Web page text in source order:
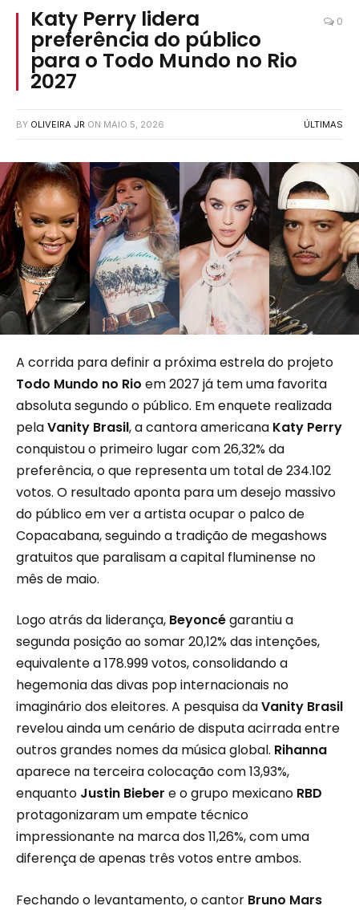
Katy Perry lidera
preferência do público
para o Todo Mundo no Rio
2027
0
BY OLIVEIRA JR ON MAIO 5, 2026 ÚLTIMAS
A corrida para definir a próxima estrela do projeto
Todo Mundo no Rio em 2027 já tem uma favorita
absoluta segundo o público. Em enquete realizada
pelaVanity Brasil, a cantora americana Katy Perry
conquistou o primeiro lugar com 26,32% da
preferência, o que representa um total de 234.102
votos. O resultado aponta para um desejo massivo
do público em ver a artista ocupar o palco de
Copacabana, seguindo a tradição de megashows
gratuitos que paralisam a capital fluminense no
mês de maio.
Logo atrás da liderança, Beyoncégarantiu a
segunda posição ao somar 20,12% das intenções,
equivalente a 178.999 votos, consolidando a
hegemonia das divas pop internacionais no
imaginário dos eleitores. A pesquisa daVanity Brasil
revelou ainda um cenário de disputa acirrada entre
outros grandes nomes da música global. Rihanna
aparece na terceira colocação com 13,93%,
enquanto Justin Bieber e o grupo mexicano RBD
protagonizaram um empate técnico
impressionante na marca dos 11,26%, com uma
diferença de apenas três votos entre ambos.
Fechando o levantamento, o cantor Bruno Mars